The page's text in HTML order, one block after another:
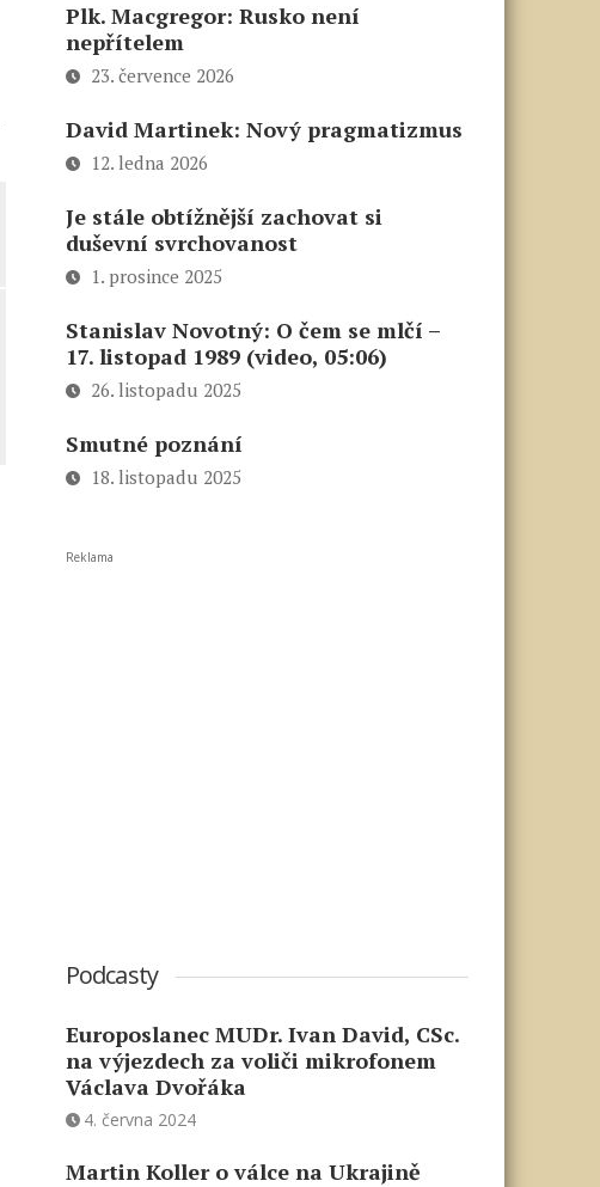
Plk. Macgregor: Rusko není
nepřítelem
23. července 2026
David Martinek: Nový pragmatizmus
12. ledna 2026
Je stále obtížnější zachovat si
duševní svrchovanost
1. prosince 2025
Stanislav Novotný: O čem se mlčí –
17. listopad 1989 (video, 05:06)
26. listopadu 2025
Smutné poznání
18. listopadu 2025
Reklama
Podcasty
Europoslanec MUDr. Ivan David, CSc.
na výjezdech za voliči mikrofonem
Václava Dvořáka
4. června 2024
Martin Koller o válce na Ukrajině